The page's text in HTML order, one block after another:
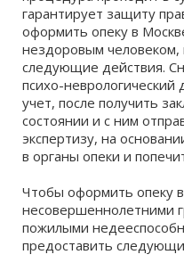
Гнц социальной и
имени В.П. Сербского
Москва, Кропоткинский
Психиатрическая
им. Н.А. Алексеева
117152, Москва,
гарантирует защиту
оформить опеку в
нездоровым
следующие действия.
психо-неврологический
учет, после получить
состоянии и с ним
экспертизу, на
в органы опеки и
Чтобы оформить опеку
несовершеннолетними
пожилыми
предоставить